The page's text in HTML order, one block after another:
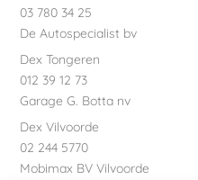
03 780 34 25
De Autospecialist bv
Dex Tongeren
012 39 12 73
Garage G. Botta nv
Dex Vilvoorde
02 244 5770
Mobimax BV Vilvoorde